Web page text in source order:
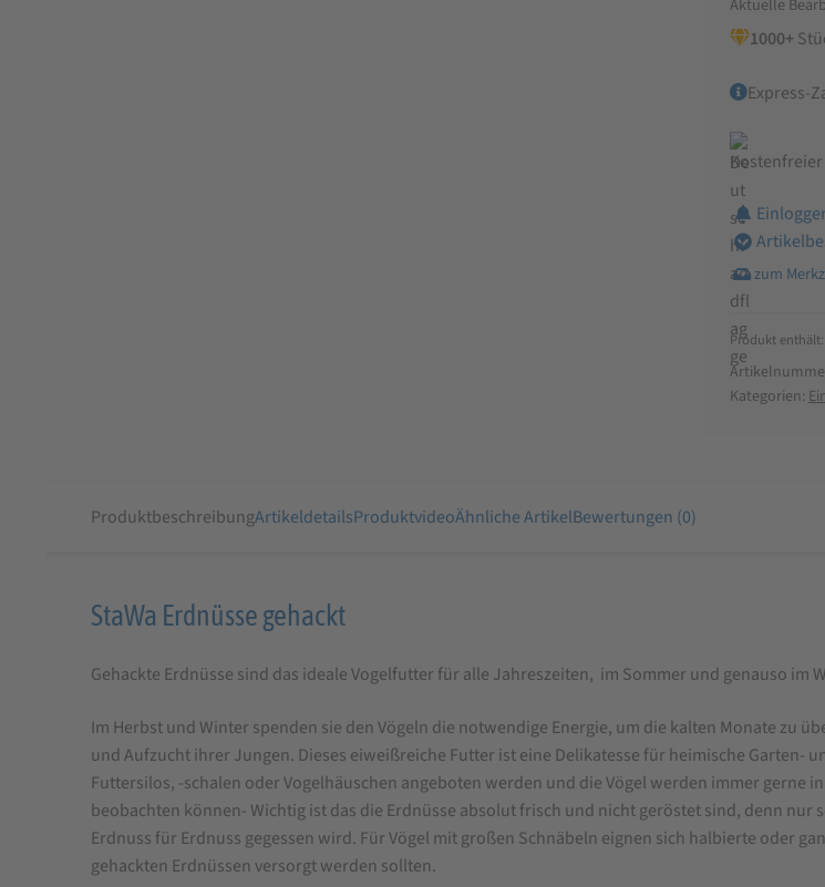
Aktuelle
1000+
Express-
Produkt
Kategorien:
ProduktbeschreibungArtikeldetailsProduktvideoÄhnliche ArtikelBewertungen (0)
Produktbeschreibung
StaWa
Erdnüsse
gehackt
StaWa Erdnüsse gehackt
Gehackte Erdnüsse sind das ideale Vogelfutter für alle Jahreszeiten, im Sommer und genauso im
Im Herbst und Winter spenden sie den Vögeln die notwendige Energie, um die kalten Monate zu
und Aufzucht ihrer Jungen. Dieses eiweißreiche Futter ist eine Delikatesse für heimische Garten-
Futtersilos, -schalen oder Vogelhäuschen angeboten werden und die Vögel werden immer gerne
beobachten können- Wichtig ist das die Erdnüsse absolut frisch und nicht geröstet sind, denn nur
Erdnuss für Erdnuss gegessen wird. Für Vögel mit großen Schnäbeln eignen sich halbierte oder
gehackten Erdnüssen versorgt werden sollten.